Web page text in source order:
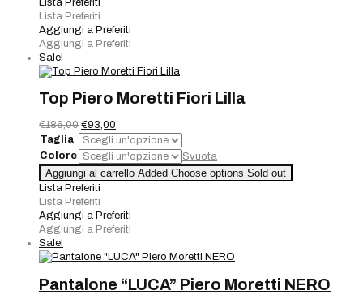
Moretti
BLU
quantità
Lista Preferiti
Lista Preferiti
Aggiungi a Preferiti
Aggiungi a Preferiti
Sale!
Top Piero Moretti Fiori Lilla
€186,00 Il
prezzo
originale
era:
€186,00.
€93,00
prezzo
attuale
è:
€93,00.
Taglia
Colore
Svuota
Top
Piero
Moretti
Fiori
Lilla
quantità
Aggiungi al carrello Added Choose options Sold out
Lista Preferiti
Lista Preferiti
Aggiungi a Preferiti
Aggiungi a Preferiti
Sale!
Pantalone “LUCA” Piero Moretti NERO